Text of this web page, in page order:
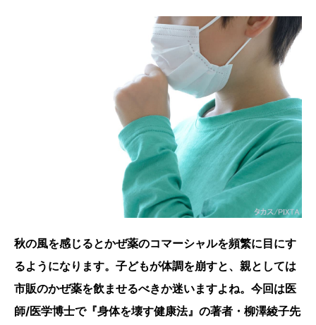
秋の風を感じるとかぜ薬のコマーシャルを頻繁に目にす
るようになります。子どもが体調を崩すと、親としては
市販のかぜ薬を飲ませるべきか迷いますよね。今回は医
師/医学博士で『身体を壊す健康法』の著者・柳澤綾子先